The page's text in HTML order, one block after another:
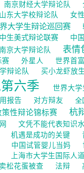
南京财经大学辩论队
山东大学校辩论队 女
大学生辩论巡回赛
生美式辩论联赛 中
京大学辩论队 表情
赛
外星人 世界首
辩论队
买小龙虾放生
六季
世界大
报告
对方辩友 全
性辩论锦标赛 杭
文凭不能代表知识
机遇是成功的关键
中国试管婴儿当妈
上海市大学生国际人
松花蛋被查 法辩